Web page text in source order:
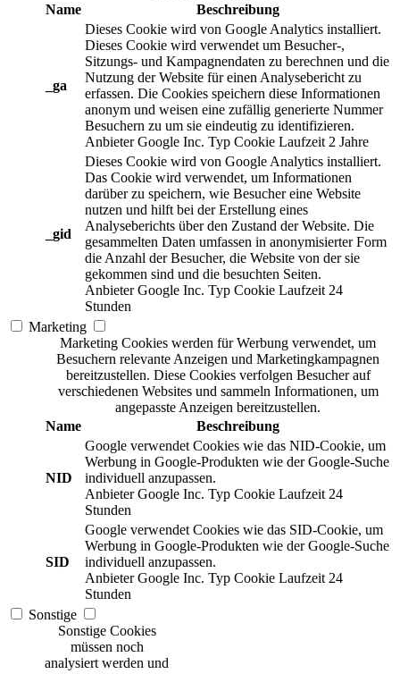
Name
Beschreibung
_ga
Dieses Cookie wird von Google Analytics installiert.
Dieses Cookie wird verwendet um Besucher-,
Sitzungs- und Kampagnendaten zu berechnen und die
Nutzung der Website für einen Analysebericht zu
erfassen. Die Cookies speichern diese Informationen
anonym und weisen eine zufällig generierte Nummer
Besuchern zu um sie eindeutig zu identifizieren.
Anbieter Google Inc. Typ Cookie Laufzeit 2 Jahre
_gid
Dieses Cookie wird von Google Analytics installiert.
Das Cookie wird verwendet, um Informationen
darüber zu speichern, wie Besucher eine Website
nutzen und hilft bei der Erstellung eines
Analyseberichts über den Zustand der Website. Die
gesammelten Daten umfassen in anonymisierter Form
die Anzahl der Besucher, die Website von der sie
gekommen sind und die besuchten Seiten.
Anbieter Google Inc. Typ Cookie Laufzeit 24
Stunden
Marketing
Marketing Cookies werden für Werbung verwendet, um
Besuchern relevante Anzeigen und Marketingkampagnen
bereitzustellen. Diese Cookies verfolgen Besucher auf
verschiedenen Websites und sammeln Informationen, um
angepasste Anzeigen bereitzustellen.
Name
Beschreibung
NID
Google verwendet Cookies wie das NID-Cookie, um
Werbung in Google-Produkten wie der Google-Suche
individuell anzupassen.
Anbieter Google Inc. Typ Cookie Laufzeit 24
Stunden
SID
Google verwendet Cookies wie das SID-Cookie, um
Werbung in Google-Produkten wie der Google-Suche
individuell anzupassen.
Anbieter Google Inc. Typ Cookie Laufzeit 24
Stunden
Sonstige
Sonstige Cookies
müssen noch
analysiert werden und